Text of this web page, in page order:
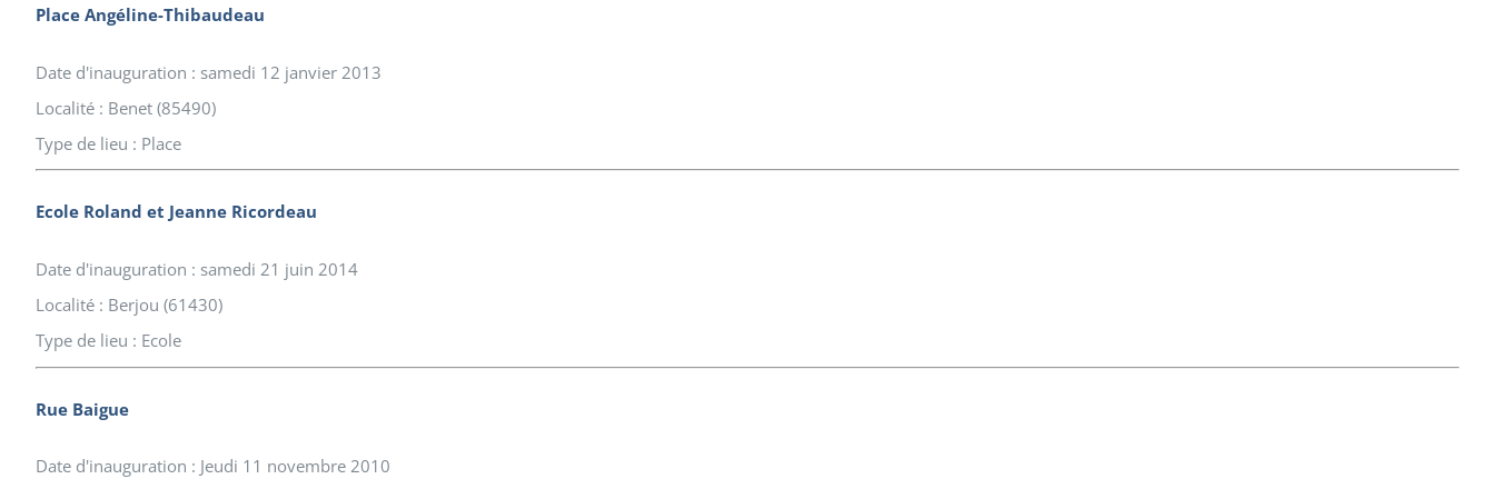
Place Angéline-Thibaudeau
Date d'inauguration : samedi 12 janvier 2013
Localité : Benet (85490)
Type de lieu : Place
Ecole Roland et Jeanne Ricordeau
Date d'inauguration : samedi 21 juin 2014
Localité : Berjou (61430)
Type de lieu : Ecole
Rue Baigue
Date d'inauguration : Jeudi 11 novembre 2010